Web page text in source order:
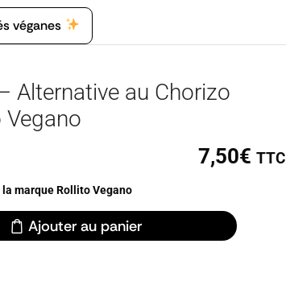
véganes
Alternative au Chorizo
7,50€ TTC
la marqueRollito Vegano
Ajouter au panier